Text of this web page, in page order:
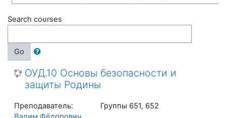
Search courses
Go
ОУД.10 Основы безопасности и
защиты Родины
Группы 651, 652
Преподаватель: